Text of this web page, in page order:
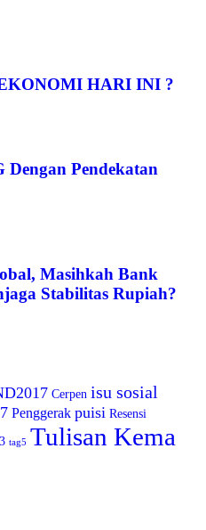
HARI INI ?
Pendekatan
Masihkah Bank
Stabilitas Rupiah?
Cerpen isu sosial
Penggerak puisi Resensi
tag5 Tulisan Kema